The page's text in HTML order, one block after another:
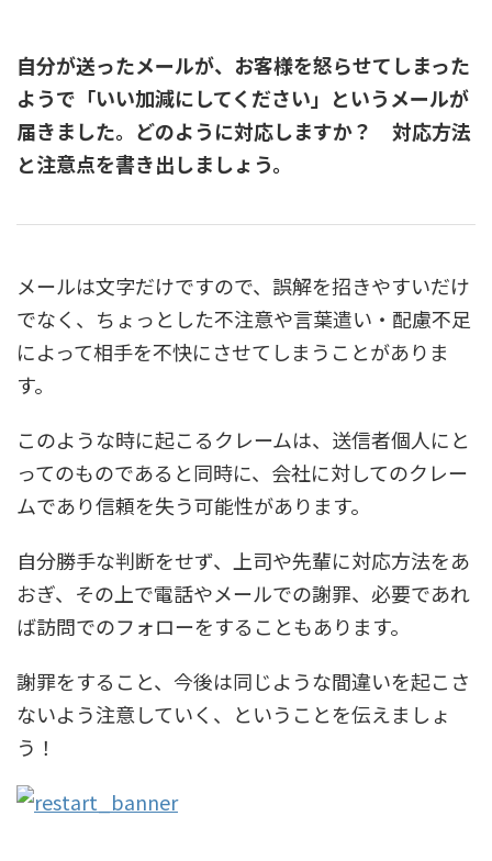
自分が送ったメールが、お客様を怒らせてしまった
ようで「いい加減にしてください」というメールが
届きました。どのように対応しますか？ 対応方法
と注意点を書き出しましょう。
メールは文字だけですので、誤解を招きやすいだけ
でなく、ちょっとした不注意や言葉遣い・配慮不足
によって相手を不快にさせてしまうことがありま
す。
このような時に起こるクレームは、送信者個人にと
ってのものであると同時に、会社に対してのクレー
ムであり信頼を失う可能性があります。
自分勝手な判断をせず、上司や先輩に対応方法をあ
おぎ、その上で電話やメールでの謝罪、必要であれ
ば訪問でのフォローをすることもあります。
謝罪をすること、今後は同じような間違いを起こさ
ないよう注意していく、ということを伝えましょ
う！